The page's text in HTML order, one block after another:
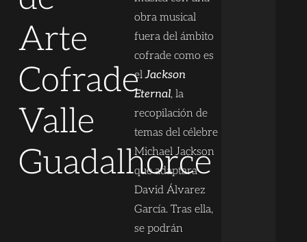
Arte
Cofrade
Valle
Guadalhorce
obra musical
fuera del ámbito
cofrade como es
elJackson
Eternal, la
recopilación de
temas del célebre
Michael Jackson
que adaptara
David Álvarez
García. Tras ella,
se podrán